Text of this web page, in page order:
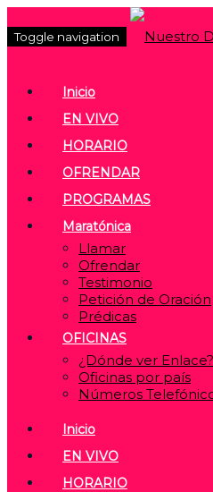
Toggle navigation
Inicio
EN VIVO
HORARIO
OFRENDAR
PROGRAMAS
Maratónica
Llamar
Ofrendar
Testimonio
Petición de Oración
Prédicas
OFICINAS
¿Dónde ver Enlace?
Oficinas por país
Números
Inicio
EN VIVO
HORARIO